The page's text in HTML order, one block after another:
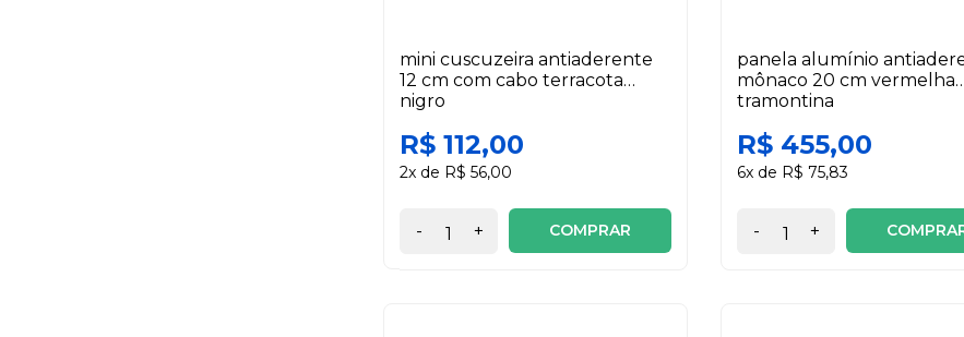
mini cuscuzeira antiaderente
12 cm com cabo terracota
nigro
R$ 112,00
2x de R$ 56,00
- + COMPRAR
panela alumínio
mônaco 20 cm vermelha
tramontina
R$ 455,00
6x de R$ 75,83
- +